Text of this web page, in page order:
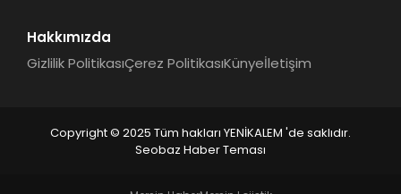
Hakkımızda
Gizlilik PolitikasıÇerez PolitikasıKünyeİletişim
Copyright © 2025 Tüm hakları YENİKALEM 'de saklıdır.
Seobaz Haber Teması